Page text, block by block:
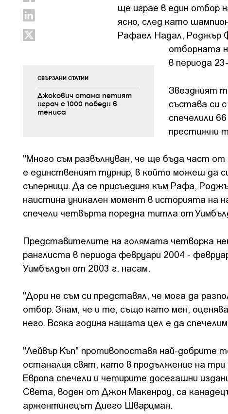
СВЪРЗАНИ СТАТИИ
Джокович стана петият
играч с 1000 победи в
тениса
ще играе в един отбор
ясно, след като
Рафаел Надал, Роджър
отборната
в периода
Звездният
състава си
спечелили
престижни
"Много съм развълнуван, че ще бъда част
е единственият турнир, в който можеш да
съперници. Да се присъединя към Рафа,
наистина уникален момент в историята на
спечели четвърта поредна титла от
Представителите на голямата четворка
ранглиста в периода февруари 2004 -
Уимбълдън от 2003 г. насам.
"Дори не съм си представял, че мога да
отбор. Знам, че и те, също като мен,
него. Всяка година нашата цел е да
"Лейвър Къп" противопоставя най-добрите
останалия свят, като в продължение на три
Европа спечели и четирите досегашни
Света, воден от Джон Макенроу, са
аржентинецът Диего Шварцман.